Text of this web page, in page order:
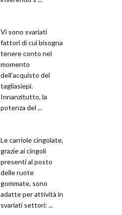
Vi sono svariati
fattori di cui bisogna
tenere conto nel
momento
dell'acquisto del
tagliasiepi.
Innanzitutto, la
potenza del ...
Le carriole cingolate,
grazie ai cingoli
presenti al posto
delle ruote
gommate, sono
adatte per attività in
svariati settori: ...